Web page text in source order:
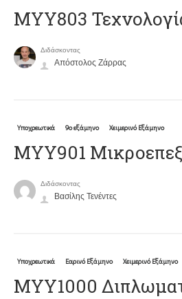
ΜΥΥ803
Διδάσκοντας
Απόστολος Ζάρρας
Υποχρεωτικά 9ο εξάμηνο Χειμερινό Εξάμηνο
ΜΥΥ901
Διδάσκοντας
Βασίλης Τενέντες
Υποχρεωτικά Εαρινό Εξάμηνο Χειμερινό Εξάμηνο
ΜΥΥ1000